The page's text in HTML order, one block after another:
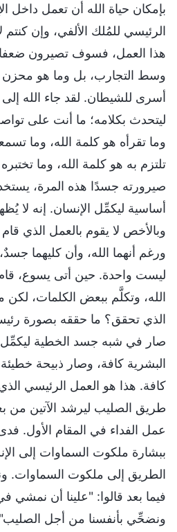
بإمكان حياة الله أن تعمل داخل
الرئيسي للمُلك الألفي، وإن
هذا العمل، فسوف تصيرون
وسط التجارب، بل وما هو محزن
أسرى للشيطان. لقد جاء الله
ليتحدث بكلامه؛ ما أنت على
وما تقرأه هو كلمة الله، وما
تلتزم به هو كلمة الله، وما
صيرورته جسدًا هذه المرة،
أساسية ليكمِّل الإنسان. إنه لا
وبالأخص لا يقوم بالعمل الذي
ورغم أنهما الله، وأن كليهما
ليست واحدة. حين أتى يسوع،
الله، وتكلَّم ببعض الكلمات، لكن
الذي تحقق؟ ما حققه بصورة
صار في شبه جسد الخطية
البشرية كافة، وصار ذبيحة
كافة. هذا هو العمل الرئيسي
طريق الصليب ليرشد الآتين من
عمل الفداء في المقام الأول.
ببشارة ملكوت السماوات إلى
الطريق إلى ملكوت السماوات.
فيما بعد قالوا: "علينا أن نمشي
ونضحِّي بأنفسنا من أجل